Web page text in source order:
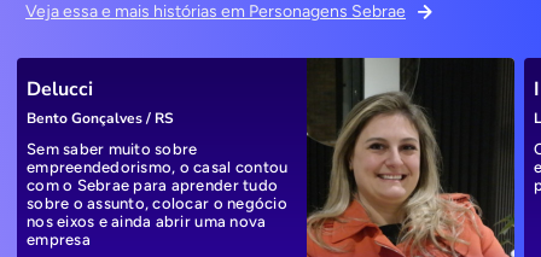
Veja essa e mais histórias em Personagens Sebrae
Delucci
Bento Gonçalves / RS
Sem saber muito sobre
empreendedorismo, o casal contou
com o Sebrae para aprender tudo
sobre o assunto, colocar o negócio
nos eixos e ainda abrir uma nova
empresa